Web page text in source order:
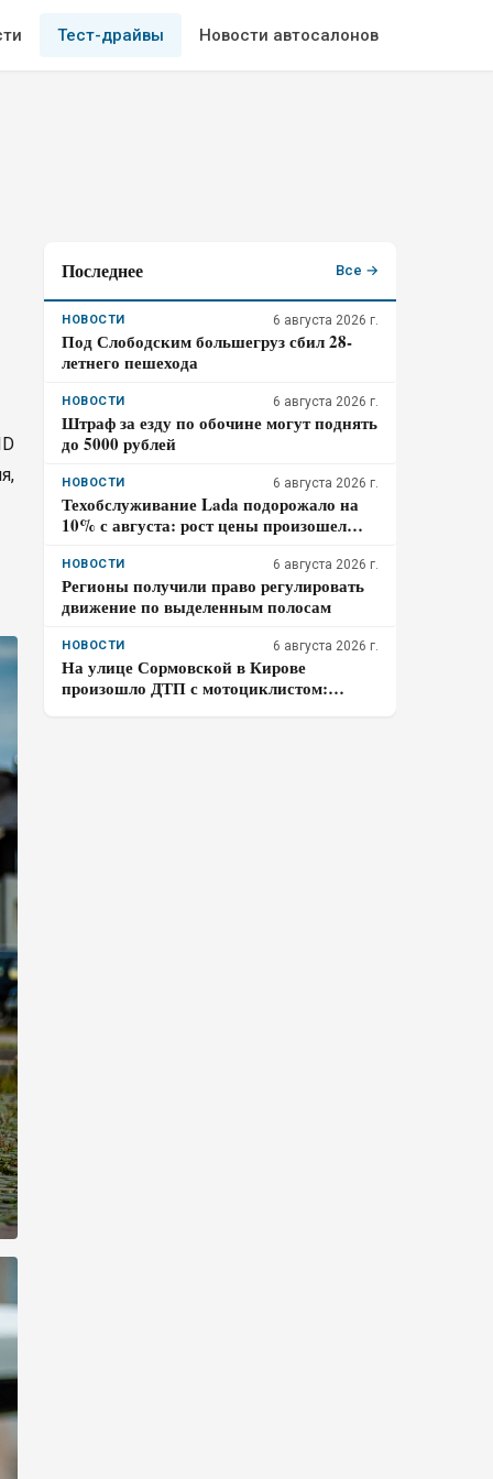
Тест-драйвы Новости автосалонов
Последнее Все →
НОВОСТИ 6 августа 2026 г.
Под Слободским большегруз сбил 28-
летнего пешехода
НОВОСТИ 6 августа 2026 г.
Штраф за езду по обочине могут поднять
до 5000 рублей
НОВОСТИ 6 августа 2026 г.
Техобслуживание Lada подорожало на
10% с августа: рост цены произошел
НОВОСТИ 6 августа 2026 г.
Регионы получили право регулировать
движение по выделенным полосам
НОВОСТИ 6 августа 2026 г.
На улице Сормовской в Кирове
произошло ДТП с мотоциклистом: